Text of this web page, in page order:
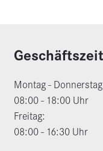
Montag -
08:00 - 18:00 Uhr
Freitag:
08:00 - 16:30 Uhr